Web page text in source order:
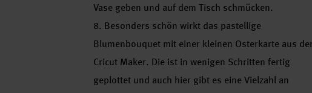
Vase geben und auf dem Tisch schmücken.
8. Besonders schön wirkt das pastellige
Blumenbouquet mit einer kleinen Osterkarte aus
Cricut Maker. Die ist in wenigen Schritten fertig
geplottet und auch hier gibt es eine Vielzahl an